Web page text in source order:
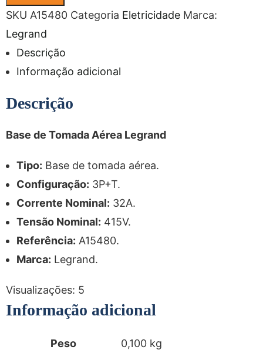
SKU A15480 Categoria Eletricidade Marca:
Legrand
Descrição
Informação adicional
Descrição
Base de Tomada Aérea Legrand
Tipo: Base de tomada aérea.
Configuração: 3P+T.
Corrente Nominal: 32A.
Tensão Nominal: 415V.
Referência: A15480.
Marca: Legrand.
Visualizações: 5
Informação adicional
Peso
0,100 kg